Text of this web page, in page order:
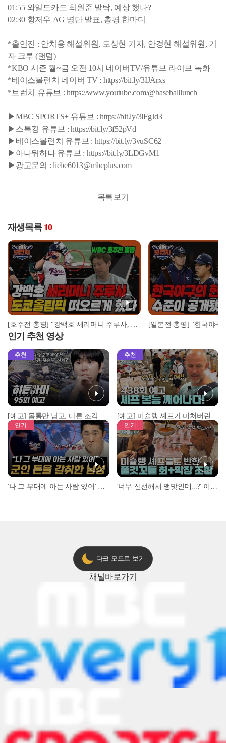
01:55 와일드카드 최원준 발탁, 예상 했나?
02:30 항저우 AG 명단 발표, 총평 한마디
*출연진 : 안치용 해설위원, 도상현 기자, 안경현 해설위원, 기
자 크루 (랜덤)
*KBO 시즌 월~금 오전 10시 네이버TV/유튜브 라이브 녹화
*베이스볼런치 네이버 TV : https://bit.ly/3IJArxs
*브런치 유튜브 : https://www.youtube.com/@baseballlunch
▶MBC SPORTS+ 유튜브 : https://bit.ly/3lFgJd3
▶스톡킹 유튜브 : https://bit.ly/3f52pVd
▶베이스볼런치 유튜브 : https://bit.ly/3vuSC62
▶아나뭐하나 유튜브 : https://bit.ly/3LDGvM1
▶광고문의 : liebe6013@mbcplus.com
목록보기
재생목록 10
[호주전 총평] "강백호 세리머니 주루사, 도쿄올림픽 떠오르게 했다" I 2023 WBC 대한민국 vs 호주, 안치용 전화연결 #베이스볼런치 2023.03.09
인기 추천 영상
추천
[예고] 몸통만 남고, 다른 조각은 어디에..? 시화호에서 드러난 충격적인 토막 살인사건!
추천
[예고] 미슐랭 셰프가 미쳐버린 이유! 본능이 깨어난 사건은?
인기 인기
다크 모드로 보기
채널바로가기